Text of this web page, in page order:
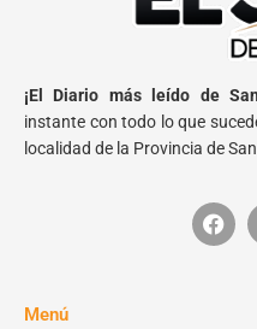
¡El Diario más leído de
instante con todo lo que
localidad de la Provincia de
Menú